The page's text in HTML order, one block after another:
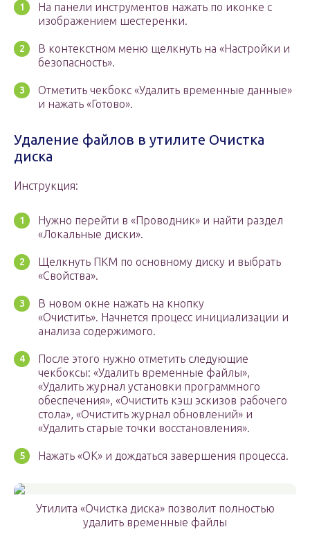
На панели инструментов нажать по иконке с
изображением шестеренки.
В контекстном меню щелкнуть на «Настройки и
безопасность».
Отметить чекбокс «Удалить временные данные»
и нажать «Готово».
Удаление файлов в утилите Очистка
диска
Инструкция:
Нужно перейти в «Проводник» и найти раздел
«Локальные диски».
Щелкнуть ПКМ по основному диску и выбрать
«Свойства».
В новом окне нажать на кнопку
«Очистить». Начнется процесс инициализации и
анализа содержимого.
После этого нужно отметить следующие
чекбоксы: «Удалить временные файлы»,
«Удалить журнал установки программного
обеспечения», «Очистить кэш эскизов рабочего
стола», «Очистить журнал обновлений» и
«Удалить старые точки восстановления».
Нажать «ОК» и дождаться завершения процесса.
Утилита «Очистка диска» позволит полностью
удалить временные файлы